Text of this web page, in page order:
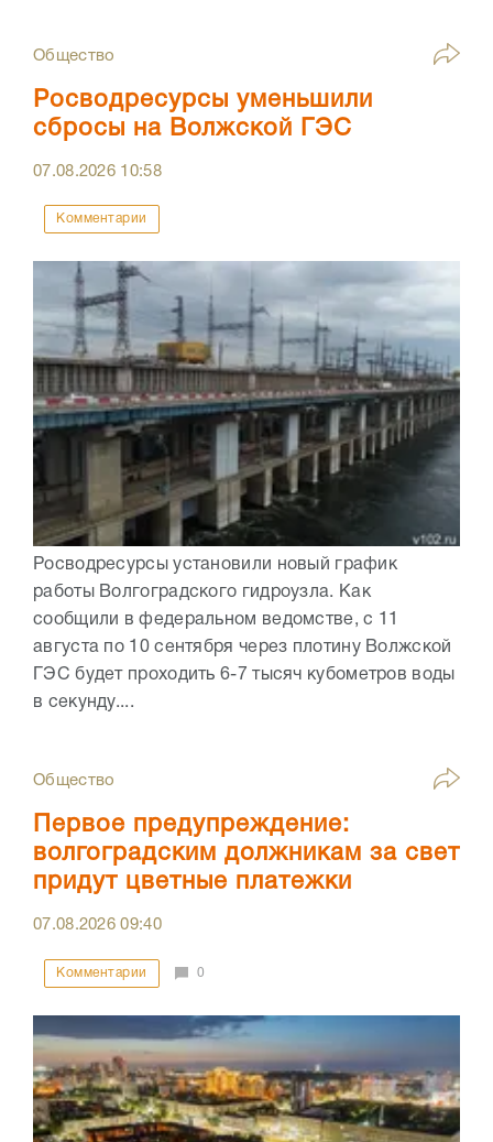
Общество
Росводресурсы уменьшили
сбросы на Волжской ГЭС
07.08.2026 10:58
Комментарии
Росводресурсы установили новый график
работы Волгоградского гидроузла. Как
сообщили в федеральном ведомстве, с 11
августа по 10 сентября через плотину Волжской
ГЭС будет проходить 6-7 тысяч кубометров воды
в секунду....
Общество
Первое предупреждение:
волгоградским должникам за свет
придут цветные платежки
07.08.202609:40
Комментарии 0